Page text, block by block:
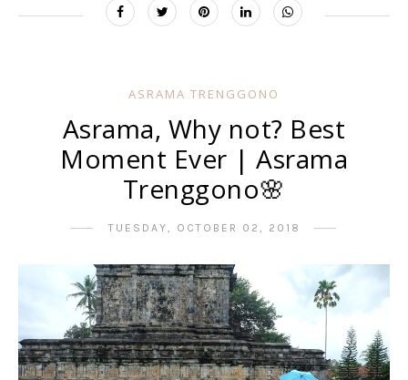
ASRAMA TRENGGONO
Asrama, Why not? Best
Moment Ever | Asrama
Trenggono🌸
TUESDAY, OCTOBER 02, 2018